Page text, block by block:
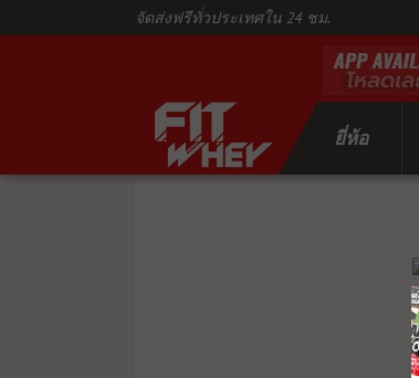
จัดส่งฟรีทั่วประเทศใน 24 ชม.
ยี่ห้อ